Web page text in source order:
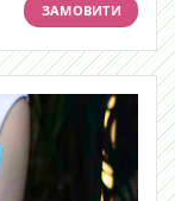
ЗАМОВИТИ